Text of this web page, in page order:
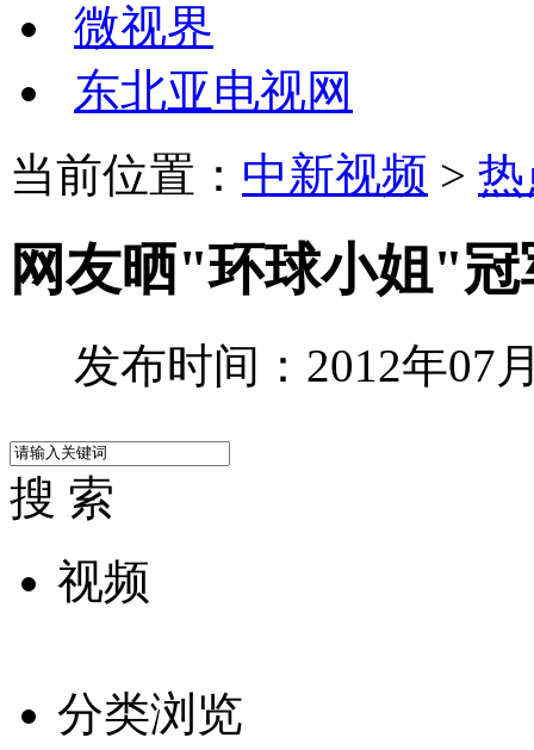
微视界
东北亚电视网
当前位置： 中新视频 >
网友晒"环球小姐"冠
发布时间：2012年07
搜 索
视频
分类浏览